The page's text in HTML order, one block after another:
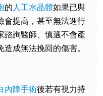
的人工水晶體如果已與
會提高，甚至無法進行
諮詢醫師、慎選不會產
造成無法挽回的傷害。
內障手術後若有視力持